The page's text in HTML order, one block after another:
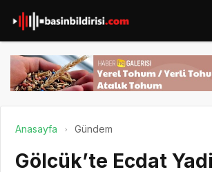
Anasayfa Gündem
Gölcük’te Ecdat